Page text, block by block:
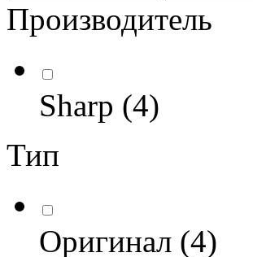
Производитель
Sharp (4)
Тип
Оригинал (4)